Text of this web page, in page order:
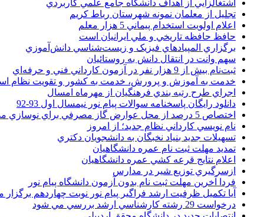
اشتغالزايي از اهداف دانشگاه جامع علمي کاربردي
تجليل از معلمان نمونه شهرستان رباط کريم
اعلام اولويت استخدام پيماني 5 هزار معلم
حافظ حافظه تاريخي و ملي ايرانيان است
برگزاري المپيادهاي فيزيک و زيست‌شناسي دانش‌آموزي
سهم وانت در انتقال دانش به روستائيان
ثبت‌نام بيش از 9 هزار نفر در آزمون کارداني فني و حرفه‌اي
خدمت به آموزش و پرورش، خدمت به کشور و تقويت نظام
اجراي طرح رتبه بندي فرهنگيان از مهرماه امسال
دانلود رایگان پاسخنامه سوالات پیام نور نیمسال اول 93-92
اختصاص 5 درصد از محل عوارض گاز مصرفي براي نوسازي مدارس
نام نويسي کارداني نظام جديد؛ از امروز
تسهيلات جديد بنياد نخبگان به دانشجويان دکتري
تمديد مهلت ثبت نام عمره دانشگاهيان
اعلام نتايج قرعه کشي عمره دانشگاهيان
ازسرگيري توزيع شير در مدارس
فردا آخرین مهلت ثبت نام بدون آزمون دانشگاه پیام نور
آیا تکمیل ظرفیت ارشد فراگیر پیام نور نوبت چهاردهم
درخواست 29 رشته کارشناسي ارشد بررسي مي شود